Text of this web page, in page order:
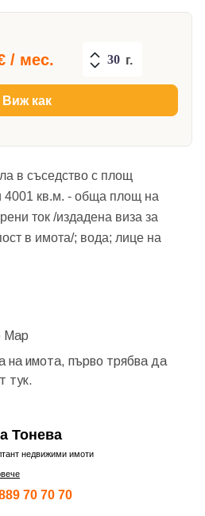
/ мес. г.
Виж как
в съседство с площ
4001 кв.м. - обща площ на
ток /издадена виза за
в имота/; вода; лице на
на имота, първо трябва да
тук.
Тонева
недвижими имоти
70 70 70